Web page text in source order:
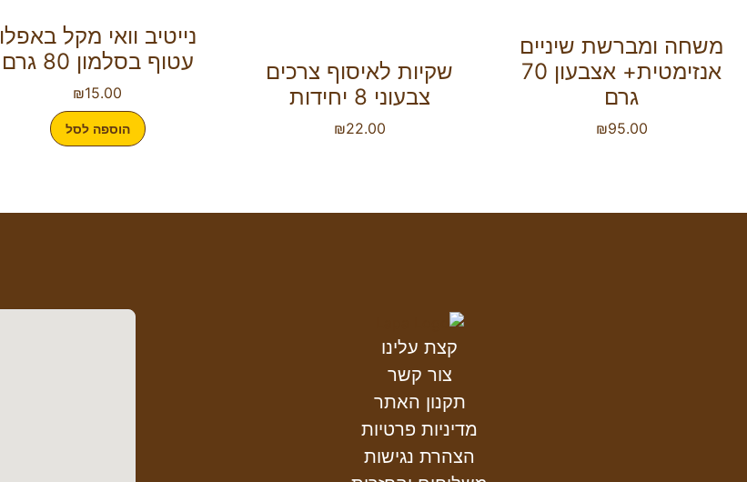
משחה ומברשת שיניים
אנזימטית+ אצבעון 70
גרם
₪95.00
שקיות לאיסוף צרכים
צבעוני 8 יחידות
₪22.00
נייטיב וואי מקל באפלו
עטוף בסלמון 80 גרם
₪15.00
הוספה לסל
קצת עלינו
צור קשר
תקנון האתר
מדיניות פרטיות
הצהרת נגישות